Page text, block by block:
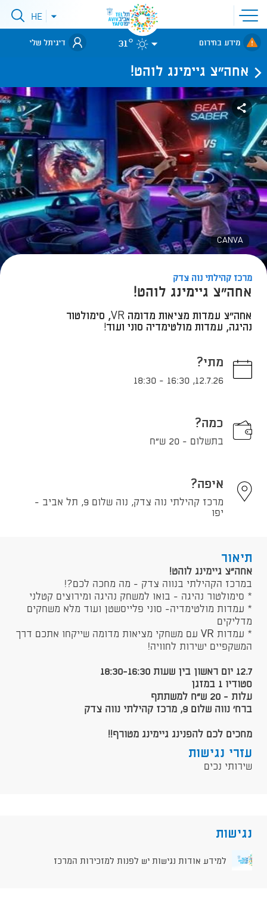
פתיחת
תפריט
אתר
לאתר עיריית
תל-אביב
פתיחתHE
מידע בחירום 31° דיגיתל שלי
אחה"צ גיימינג לוהט!
CANVA
מרכז קהילתי נוה צדק
אחה"צ גיימינג לוהט!
אחה"צ עמדות מציאות מדומה VR, סימולטור
נהיגה, עמדות מולטימדיה סוני ועוד!
מתי?
12.7.26
,
16:30
-
18:30
כמה?
בתשלום - 20 ש"ח
איפה?
מרכז קהילתי נוה צדק, נוה שלום 9, תל אביב -
יפו
תיאור
אחה"צ גיימינג לוהט!
במרכז הקהילתי בנווה צדק - מה מחכה לכם?!
* סימולטור נהיגה - בואו למשחק נהיגה ומירוצים קטלני
* עמדות מולטימדיה- סוני פלייסשטן ועוד מלא משחקים
מדליקים
* עמדות VR עם משחקי מציאות מדומה שייקחו אתכם דרך
המשקפיים ישירות לחוויה!
12.7 יום ראשון בין שעות 18:30-16:30
סטודיו 1 במזגן
עלות - 20 ש"ח למשתתף
ברח' נווה שלום 9, מרכז קהילתי נווה צדק
מחכים לכם להפנינג גיימינג מטורף!!
עזרי נגישות
שירותי נכים
נגישות
למידע אודות נגישות יש לפנות למזכירות המרכז